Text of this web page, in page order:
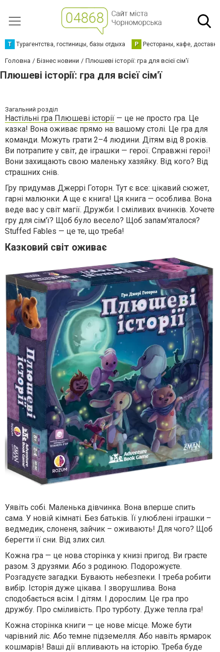
Т Турагентства, гостиницы, базы отдыха Р Рестораны, кафе,
Головна Бізнес новини Плюшеві історії: гра для всієї сім'ї
Плюшеві історії: гра для всієї сім'ї
Загальний розділ
Настільні гра Плюшеві історії — це не просто гра. Це
казка! Вона оживає прямо на вашому столі. Це гра для
команди. Можуть грати 2–4 людини. Дітям від 8 років.
Ви потрапите у світ, де іграшки — герої. Справжні герої!
Вони захищають свою маленьку хазяйку. Від кого? Від
страшних снів.
Гру придумав Джеррі Готорн. Тут є все: цікавий сюжет,
гарні малюнки. А ще є книга! Ця книга — особлива. Вона
веде вас у світ магії. Дружби. І сміливих вчинків. Хочете
гру для сім'ї? Щоб було весело? Щоб запам'яталося?
Stuffed Fables — це те, що треба!
Казковий світ оживає
Уявіть собі. Маленька дівчинка. Вона вперше спить
сама. У новій кімнаті. Без батьків. Її улюблені іграшки –
ведмедик, слоненя, зайчик – оживають! Для чого? Щоб
берегти її сни. Від злих сил.
Кожна гра — це нова сторінка у книзі пригод. Ви граєте
разом. З друзями. Або з родиною. Подорожуєте.
Розгадуєте загадки. Бувають небезпеки. І треба робити
вибір. Історія дуже цікава. І зворушлива. Вона
сподобається всім. І дітям. І дорослим. Це гра про
дружбу. Про сміливість. Про турботу. Дуже тепла гра!
Кожна сторінка книги — це нове місце. Може бути
чарівний ліс. Або темне підземелля. Або навіть ярмарок
кошмарів! Ваші дії впливають на історію. Треба буде